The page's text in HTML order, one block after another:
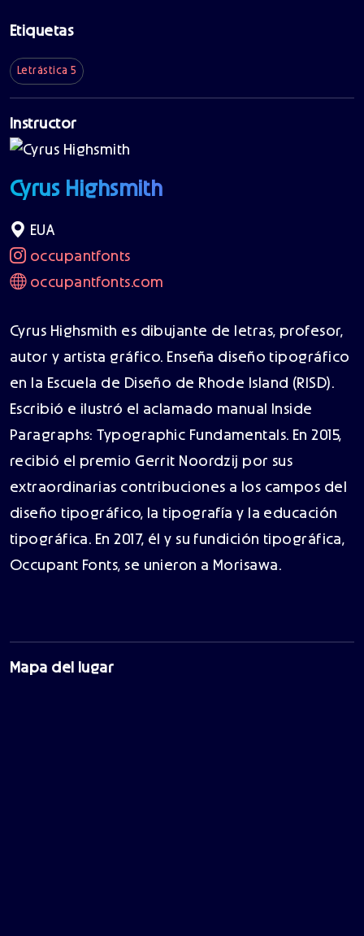
Etiquetas
Letrástica 5
Instructor
Cyrus Highsmith
EUA
occupantfonts
occupantfonts.com
Cyrus Highsmith es dibujante de letras, profesor,
autor y artista gráfico. Enseña diseño tipográfico
en la Escuela de Diseño de Rhode Island (RISD).
Escribió e ilustró el aclamado manual Inside
Paragraphs: Typographic Fundamentals. En 2015,
recibió el premio Gerrit Noordzij por sus
extraordinarias contribuciones a los campos del
diseño tipográfico, la tipografía y la educación
tipográfica. En 2017, él y su fundición tipográfica,
Occupant Fonts, se unieron a Morisawa.
Mapa del lugar